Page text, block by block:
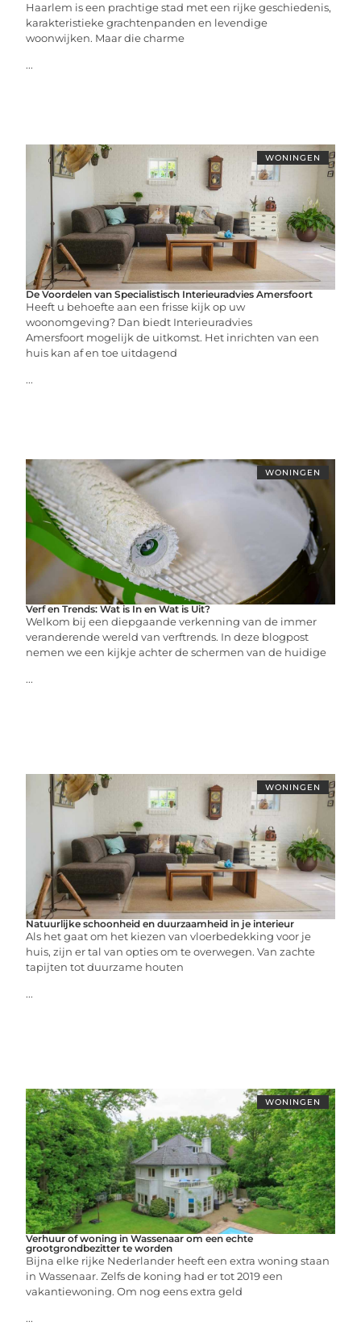
Haarlem is een prachtige stad met een rijke geschiedenis,
karakteristieke grachtenpanden en levendige
woonwijken. Maar die charme
...
WONINGEN
De Voordelen van Specialistisch Interieuradvies Amersfoort
Heeft u behoefte aan een frisse kijk op uw
woonomgeving? Dan biedt Interieuradvies
Amersfoort mogelijk de uitkomst. Het inrichten van een
huis kan af en toe uitdagend
...
WONINGEN
Verf en Trends: Wat is In en Wat is Uit?
Welkom bij een diepgaande verkenning van de immer
veranderende wereld van verftrends. In deze blogpost
nemen we een kijkje achter de schermen van de huidige
...
WONINGEN
Natuurlijke schoonheid en duurzaamheid in je interieur
Als het gaat om het kiezen van vloerbedekking voor je
huis, zijn er tal van opties om te overwegen. Van zachte
tapijten tot duurzame houten
...
WONINGEN
Verhuur of woning in Wassenaar om een echte
grootgrondbezitter te worden
Bijna elke rijke Nederlander heeft een extra woning staan
in Wassenaar. Zelfs de koning had er tot 2019 een
vakantiewoning. Om nog eens extra geld
...